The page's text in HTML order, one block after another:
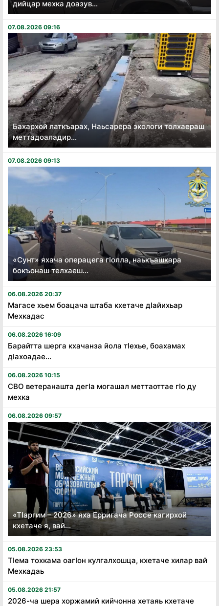
дийцар мехка доазув...
07.08.2026 09:16
Бахархой латкъарах, Наьсарера экологи толхаераш
меттадоаладир...
07.08.2026 09:13
«Сунт» яхача операцега гӏолла, наькъашкара
бокъонаш телхаеш...
06.08.2026 20:37
Магасе хьем боацача штаба кхетаче дӏайихьар
Мехкадас
06.08.2026 16:09
Барайтта шерга кхачанза йола тӏехье, боахамах
дӏахоадае...
06.08.2026 10:15
СВО ветеранашта дегӏа могашал меттаоттае гӏо ду
мехка
06.08.2026 09:57
«Тӏаргим – 2026» яха Ерригача Россе кагирхой
кхетаче я, вай...
05.08.2026 23:53
Тӏема тохкама оагӏон кулгалхошца, кхетаче хилар вай
Мехкадаь
05.08.2026 21:57
2026-ча шера хоржамий кийчонна хетаяь кхетаче